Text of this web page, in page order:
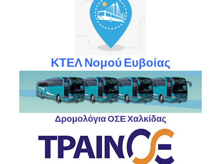
ΚΤΕΛ Νομού Ευβοίας
Δρομολόγια ΟΣΕ Χαλκίδας